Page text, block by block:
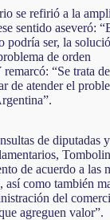
se refirió a la
sentido aseveró:
podría ser, la
de orden
“Se trata
de atender el
de diputadas
de acuerdo a las
así como también
del
agreguen valor”.